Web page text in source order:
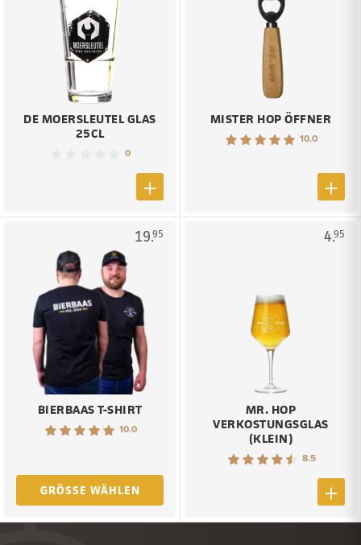
DE MOERSLEUTEL GLAS
25CL
0
MISTER HOP ÖFFNER
10.0
19.95
BIERBAAS T-SHIRT
10.0
GRÖSSE WÄHLEN
4.95
MR. HOP
VERKOSTUNGSGLAS
(KLEIN)
8.5